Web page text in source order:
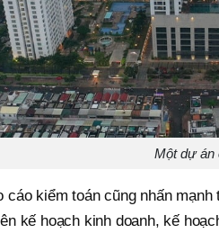
Một dự án
cáo kiểm toán cũng nhấn
kế hoạch kinh doanh, kế